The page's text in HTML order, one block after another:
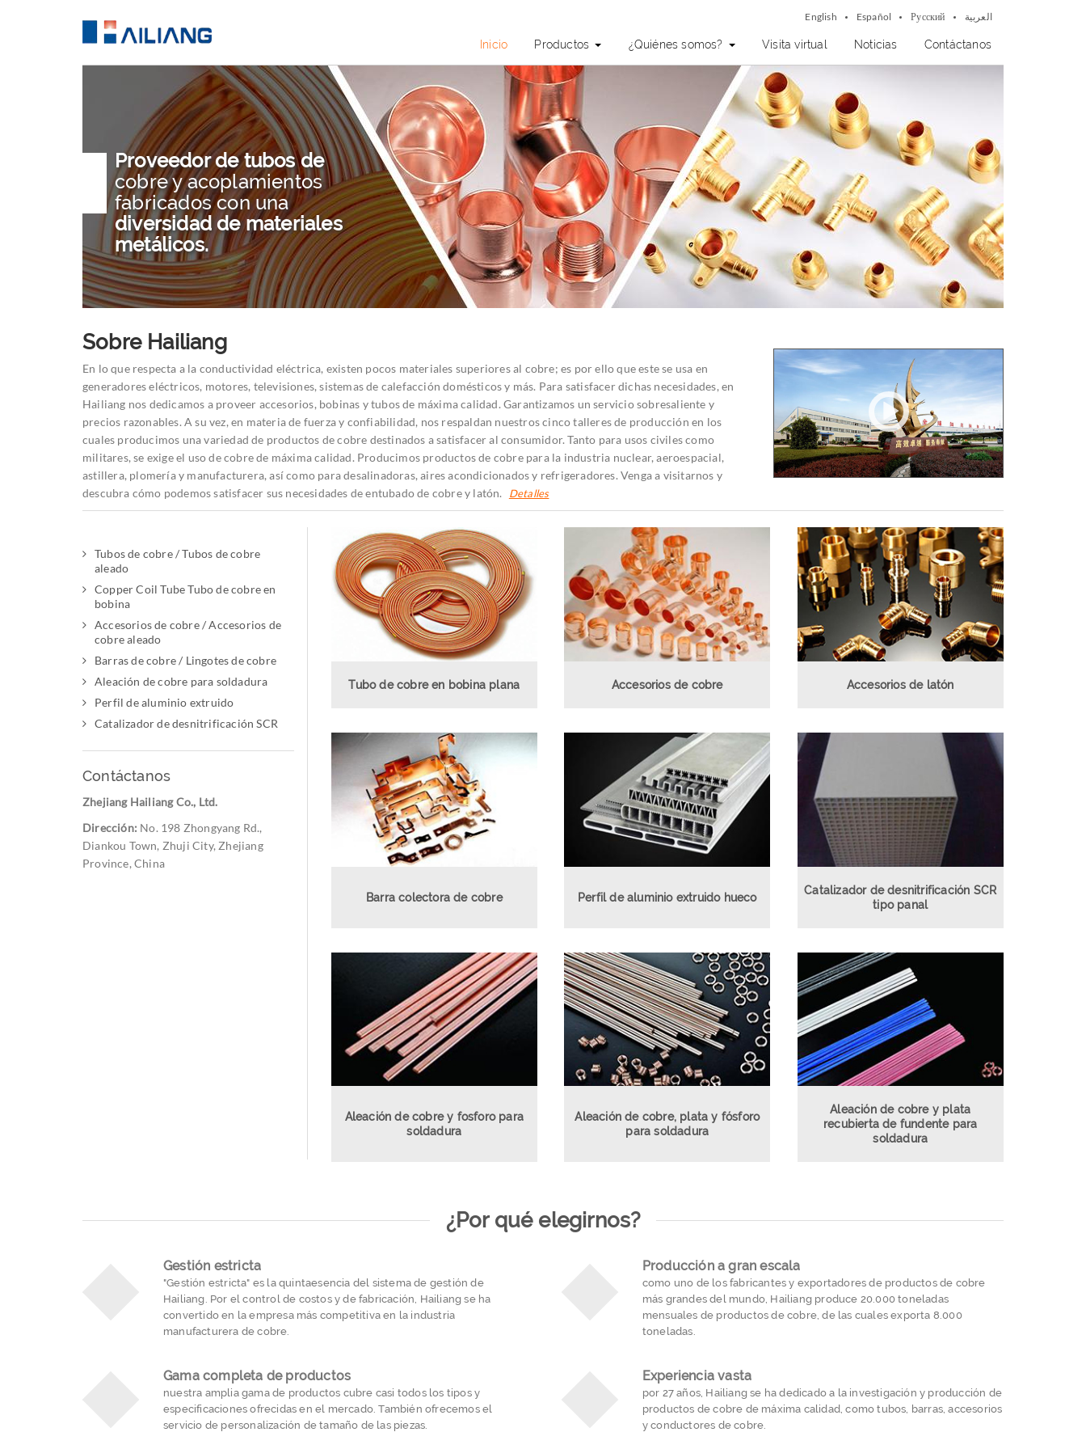
English Español Русский العربية
Inicio Productos ¿Quiénes somos? Visita virtual Noticias Contáctanos
Proveedor de tubos de
cobre y acoplamientos
fabricados con una
diversidad de materiales
metálicos.
Sobre Hailiang
En lo que respecta a la conductividad eléctrica, existen pocos materiales superiores al cobre; es por ello que este se usa en
generadores eléctricos, motores, televisiones, sistemas de calefacción domésticos y más. Para satisfacer dichas necesidades, en
Hailiang nos dedicamos a proveer accesorios, bobinas y tubos de máxima calidad. Garantizamos un servicio sobresaliente y
precios razonables.A su vez, en materia de fuerza y confiabilidad, nos respaldan nuestros cinco talleres de producción en los
cuales producimos una variedad de productos de cobre destinados a satisfacer al consumidor. Tanto para usos civiles como
militares, se exige el uso de cobre de máxima calidad. Producimos productos de cobre para la industria nuclear, aeroespacial,
astillera, plomería y manufacturera, así como para desalinadoras, aires acondicionados y refrigeradores. Venga a visitarnos y
descubra cómo podemos satisfacer sus necesidades de entubado de cobre y latón.
Detalles
Tubo de cobre en bobina plana Accesorios de cobre Accesorios de latón
Barra colectora de cobre Perfil de aluminio extruido hueco
Catalizador de desnitrificación SCR
tipo panal
Aleación de cobre y fosforo para
soldadura
Aleación de cobre, plata y fósforo
para soldadura
Aleación de cobre y plata
recubierta de fundente para
soldadura
Tubos de cobre / Tubos de cobre
aleado
Copper Coil Tube Tubo de cobre en
bobina
Accesorios de cobre / Accesorios de
cobre aleado
Barras de cobre / Lingotes de cobre
Aleación de cobre para soldadura
Perfil de aluminio extruido
Catalizador de desnitrificación SCR
Contáctanos
Zhejiang Hailiang Co., Ltd.
Dirección: No. 198 Zhongyang Rd.,
Diankou Town, Zhuji City, Zhejiang
Province, China
¿Por qué elegirnos?
Gestión estricta
"Gestión estricta" es la quintaesencia del sistema de gestión de
Hailiang. Por el control de costos y de fabricación, Hailiang se ha
convertido en la empresa más competitiva en la industria
manufacturera de cobre.
Producción a gran escala
como uno de los fabricantes y exportadores de productos de cobre
más grandes del mundo, Hailiang produce 20.000 toneladas
mensuales de productos de cobre, de las cuales exporta 8.000
toneladas.
Gama completa de productos
nuestra amplia gama de productos cubre casi todos los tipos y
especificaciones ofrecidas en el mercado. También ofrecemos el
servicio de personalización de tamaño de las piezas.
Experiencia vasta
por 27 años, Hailiang se ha dedicado a la investigación y producción de
productos de cobre de máxima calidad, como tubos, barras, accesorios
y conductores de cobre.